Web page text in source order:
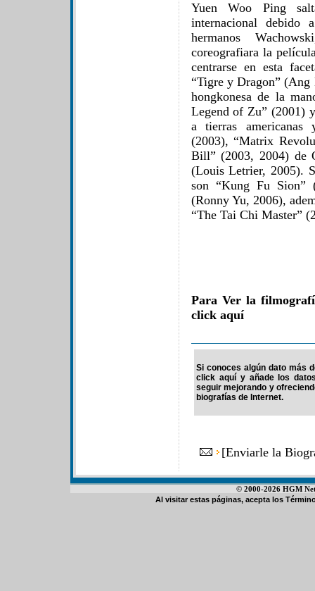
Yuen Woo Ping
internacional debido
hermanos
coreografiara la
centrarse en esta
“Tigre y Dragon” (Ang
hongkonesa de la
Legend of Zu” (2001)
a tierras americanas
(2003), “Matrix
Bill” (2003, 2004) de
(Louis Letrier, 2005).
son “Kung Fu Sion”
(Ronny Yu, 2006),
“The Tai Chi Master”
Para Ver la
click aquí
Si conoces algún dato más
click aquí y añade los
seguir mejorando y
biografías de Internet.
[Enviarle la
© 2000-2026 HGM
Al visitar estas páginas, acepta los